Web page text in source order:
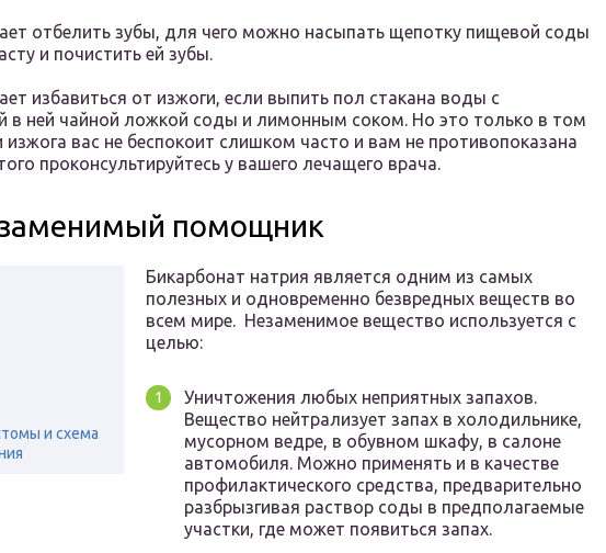
отбелить зубы, для чего можно насыпать щепотку пищевой соды
и почистить ей зубы.
избавиться от изжоги, если выпить пол стакана воды с
в ней чайной ложкой соды и лимонным соком. Но это только в том
изжога вас не беспокоит слишком часто и вам не противопоказана
проконсультируйтесь у вашего лечащего врача.
помощник
и схема
Бикарбонат натрия является одним из самых
полезных и одновременно безвредных веществ во
всем мире. Незаменимое вещество используется с
целью:
Уничтожения любых неприятных запахов.
Вещество нейтрализует запах в холодильнике,
мусорном ведре, в обувном шкафу, в салоне
автомобиля. Можно применять и в качестве
профилактического средства, предварительно
разбрызгивая раствор соды в предполагаемые
участки, где может появиться запах.